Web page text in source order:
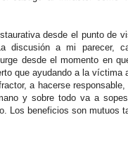
desde el punto de
discusión a mi parecer,
desde el momento en
que ayudando a la víctima
a hacerse responsable,
y sobre todo va a
Los beneficios son mutuos